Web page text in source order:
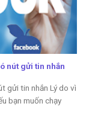
nút gửi tin nhắn
gửi tin nhắn Lý do vì
bạn muốn chạy